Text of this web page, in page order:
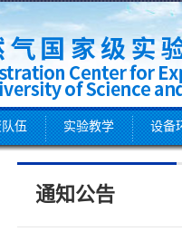
伍 实验教学 设备
通知公告